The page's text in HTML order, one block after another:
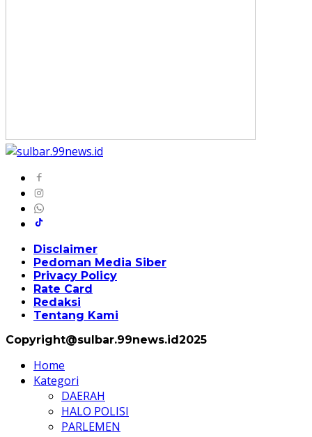
Disclaimer
Pedoman Media Siber
Privacy Policy
Rate Card
Redaksi
Tentang Kami
Copyright@sulbar.99news.id2025
Home
Kategori
DAERAH
HALO POLISI
PARLEMEN